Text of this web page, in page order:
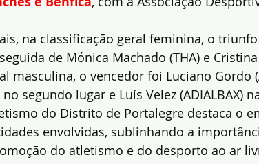
na classificação geral feminina, o
de Mónica Machado (THA) e Cristina
masculina, o vencedor foi Luciano Gordo
no segundo lugar e Luís Velez (ADIALBAX)
do Distrito de Portalegre destaca o
envolvidas, sublinhando a
do atletismo e do desporto ao ar